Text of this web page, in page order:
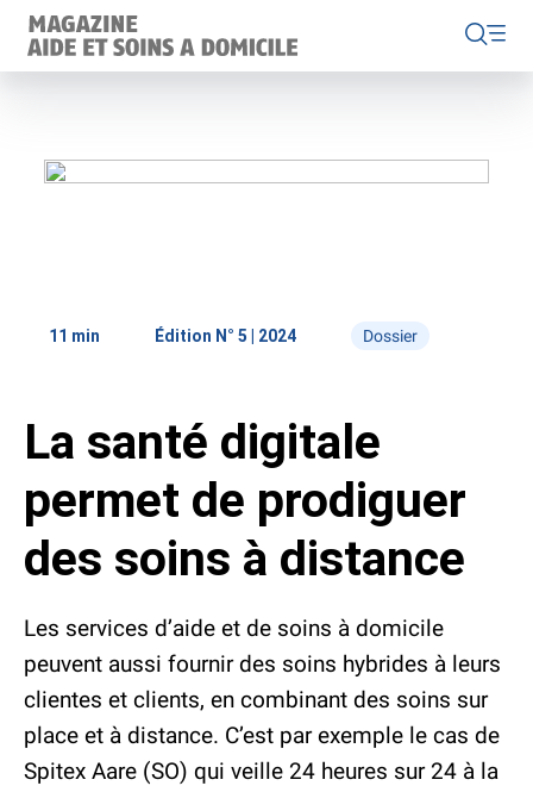
Rubriques
Dossier
Aide et soins à domicile Suisse
Étude
Personnes
5 questions
«Aperçu»
Conseil média
À propos du Magazine ASD
Place de marché
Contact Données médiatiques Abonnement
11 min Édition N° 5 | 2024 Dossier
La santé digitale
permet de prodiguer
des soins à distance
Les services d’aide et de soins à domicile
peuvent aussi fournir des soins hybrides à leurs
clientes et clients, en combinant des soins sur
place et à distance. C’est par exemple le cas de
Spitex Aare (SO) qui veille 24 heures sur 24 à la